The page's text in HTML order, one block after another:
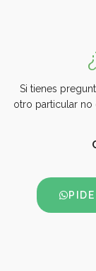
Si tienes
otro particular no